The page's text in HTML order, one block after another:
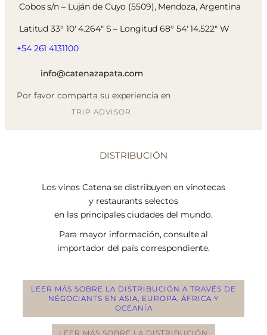
Cobos s/n – Luján de Cuyo (5509), Mendoza, Argentina
Latitud 33° 10′ 4.264″ S – Longitud 68° 54′ 14.522″ W
+54 261 4131100
Por favor comparta su experiencia en
TRIP ADVISOR
DISTRIBUCIÓN
Los vinos Catena se distribuyen en vinotecas
y restaurants selectos
en las principales ciudades del mundo.
Para mayor información, consulte al
importador del país correspondiente.
LEER MÁS SOBRE LA DISTRIBUCIÓN A TRAVÉS DE
NÉGOCIANTS EN ASIA, EUROPA, ÁFRICA Y
OCEANÍA
LEER MÁS SOBRE LA DISTRIBUCIÓN